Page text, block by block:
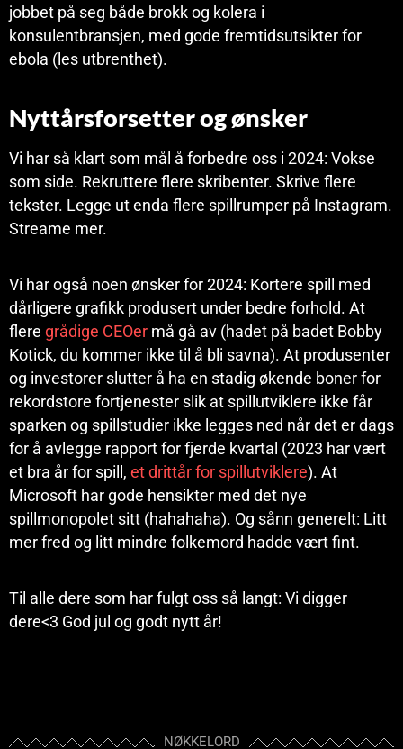
jobbet på seg både brokk og kolera i
konsulentbransjen, med gode fremtidsutsikter for
ebola (les utbrenthet).
Nyttårsforsetter og ønsker
Vi har så klart som mål å forbedre oss i 2024: Vokse
som side. Rekruttere flere skribenter. Skrive flere
tekster. Legge ut enda flere spillrumper på Instagram.
Streame mer.
Vi har også noen ønsker for 2024: Kortere spill med
dårligere grafikk produsert under bedre forhold. At
flere grådige CEOer må gå av (hadet på badet Bobby
Kotick, du kommer ikke til å bli savna). At produsenter
og investorer slutter å ha en stadig økende boner for
rekordstore fortjenester slik at spillutviklere ikke får
sparken og spillstudier ikke legges ned når det er dags
for å avlegge rapport for fjerde kvartal (2023 har vært
et bra år for spill, et drittår for spillutviklere). At
Microsoft har gode hensikter med det nye
spillmonopolet sitt (hahahaha). Og sånn generelt: Litt
mer fred og litt mindre folkemord hadde vært fint.
Til alle dere som har fulgt oss så langt: Vi digger
dere<3 God jul og godt nytt år!
NØKKELORD